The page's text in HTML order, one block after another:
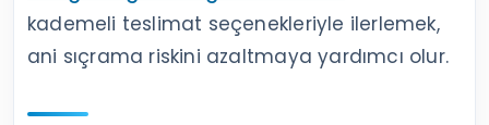
kademeli teslimat seçenekleriyle ilerlemek,
ani sıçrama riskini azaltmaya yardımcı olur.